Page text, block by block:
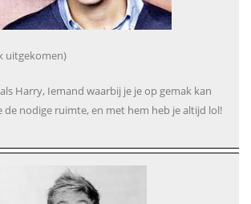
uitgekomen)
Harry, Iemand waarbij je je op gemak kan
de nodige ruimte, en met hem heb je altijd lol!